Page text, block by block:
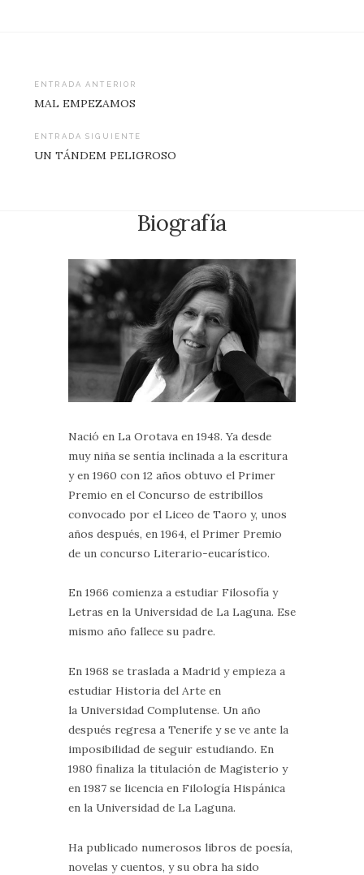
Navegación
de
entradas
ENTRADA ANTERIOR
MAL EMPEZAMOS
ENTRADA SIGUIENTE
UN TÁNDEM PELIGROSO
Biografía
Nació en La Orotava en 1948. Ya desde
muy niña se sentía inclinada a la escritura
y en 1960 con 12 años obtuvo el Primer
Premio en el Concurso de estribillos
convocado por el Liceo de Taoro y, unos
años después, en 1964, el Primer Premio
de un concurso Literario-eucarístico.
En 1966 comienza a estudiar Filosofía y
Letras en la Universidad de La Laguna. Ese
mismo año fallece su padre.
En 1968 se traslada a Madrid y empieza a
estudiar Historia del Arte en
la Universidad Complutense. Un año
después regresa a Tenerife y se ve ante la
imposibilidad de seguir estudiando. En
1980 finaliza la titulación de Magisterio y
en 1987 se licencia en Filología Hispánica
en la Universidad de La Laguna.
Ha publicado numerosos libros de poesía,
novelas y cuentos, y su obra ha sido